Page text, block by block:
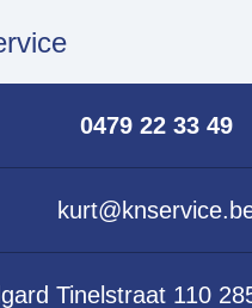
0479 22 33 49
Tinelstraat 110